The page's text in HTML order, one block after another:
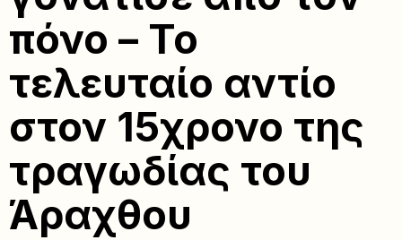
πόνο – Το
τελευταίο αντίο
στον 15χρονο της
τραγωδίας του
Άραχθου